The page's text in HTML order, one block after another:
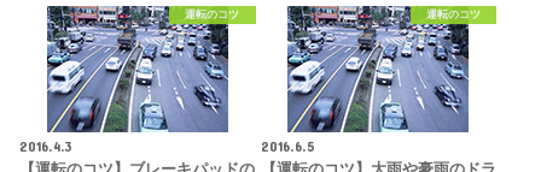
運転のコツ
2016.4.3
運転のコツ
2016.6.5